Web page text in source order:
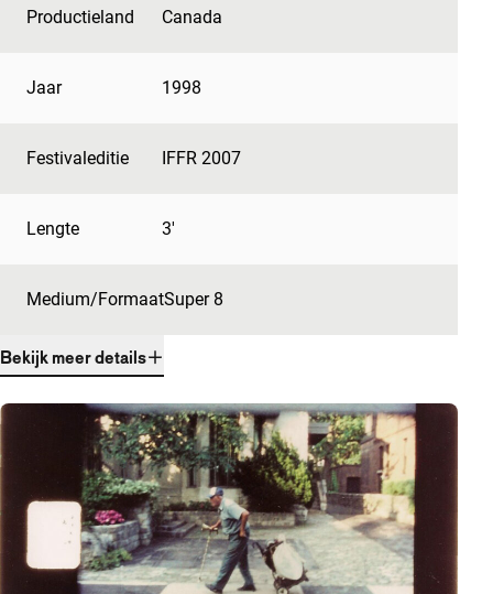
Productieland Canada
Jaar 1998
Festivaleditie IFFR 2007
Lengte 3'
Medium/FormaatSuper 8
Bekijk meer details